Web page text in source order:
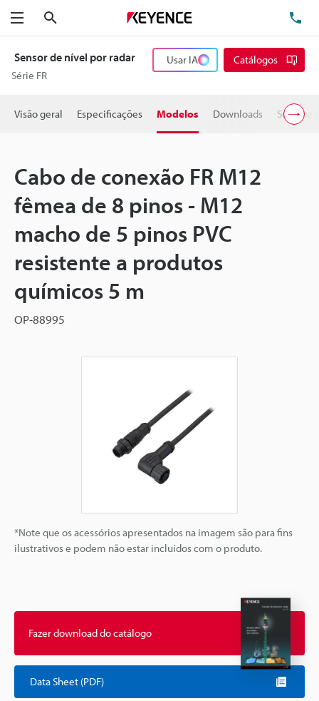
Menu
Sensor de nível por radar
Série FR
Usar IA Catálogos
Visão geral Especificações Modelos Downloads Suporte
Cabo de conexão FR M12
fêmea de 8 pinos - M12
macho de 5 pinos PVC
resistente a produtos
químicos 5 m
OP-88995
*Note que os acessórios apresentados na imagem são para fins
ilustrativos e podem não estar incluídos com o produto.
Fazer download do catálogo
Data Sheet (PDF)